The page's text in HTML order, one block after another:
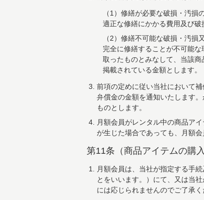
（1）修繕が必要な破損・汚損
適正な修繕にかかる費用及び
（2）修繕不可能な破損・汚損
完全に修繕することが不可能
取ったものとみなして、当該
掲載されている金額とします。
前項の定めに従い当社において
弁償金の金額を通知いたします
ものとします。
月額会員がレンタル中の商品ア
が生じた場合であっても、月額
第11条（商品アイテムの購入
月額会員は、当社が指定する手
とをいいます。）にて、又は当
には応じられませんのでご了承く